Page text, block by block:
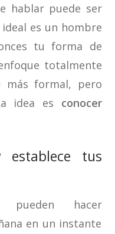
hablar puede ser
es un hombre
tu forma de
totalmente
más formal, pero
idea es conocer
establece tus
pueden hacer
en un instante